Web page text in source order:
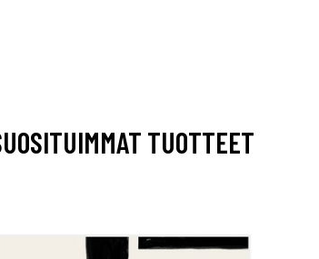
TUOTTEET